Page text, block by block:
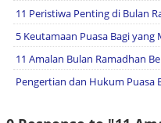
11 Peristiwa Penting di Bulan
5 Keutamaan Puasa Bagi yang
11 Amalan Bulan Ramadhan
Pengertian dan Hukum Puasa